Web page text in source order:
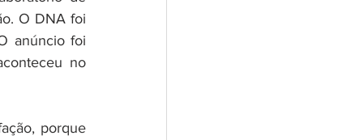
O DNA foi
anúncio foi
no
porque